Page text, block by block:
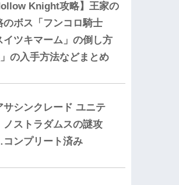
Knight攻略】王家の
のボス「フンコロ騎士
イツキマーム」の倒し方
の入手方法などまとめ
サシンクレード ユニテ
ノストラダムスの謎攻
ンプリート済み